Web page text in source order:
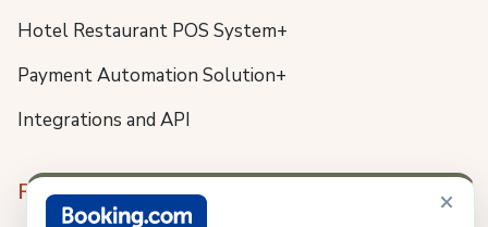
×
Hotel Restaurant POS System+
Payment Automation Solution+
Integrations and API
Resources